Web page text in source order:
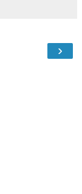
›